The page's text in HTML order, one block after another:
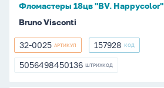
Фломастеры 18цв "BV. Happycolor"
Bruno Visconti
32-
0025
32-0025 АРТИКУЛ 157928
157928 КОД
5056498450136
5056498450136 ШТРИХКОД